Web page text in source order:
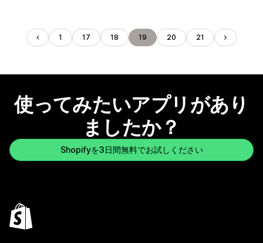
1 17 18 19 20 21
使ってみたいアプリがあり
ましたか？
Shopifyを3日間無料でお試しください